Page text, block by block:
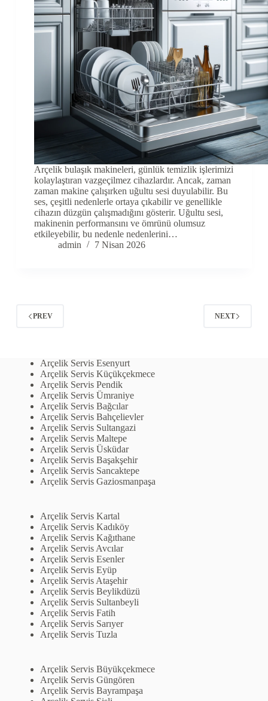
Arçelik bulaşık makineleri, günlük temizlik işlerimizi
kolaylaştıran vazgeçilmez cihazlardır. Ancak, zaman
zaman makine çalışırken uğultu sesi duyulabilir. Bu
ses, çeşitli nedenlerle ortaya çıkabilir ve genellikle
cihazın düzgün çalışmadığını gösterir. Uğultu sesi,
makinenin performansını ve ömrünü olumsuz
etkileyebilir, bu nedenle nedenlerini…
admin
7 Nisan 2026
PREV NEXT
Arçelik Servis Esenyurt
Arçelik Servis Küçükçekmece
Arçelik Servis Pendik
Arçelik Servis Ümraniye
Arçelik Servis Bağcılar
Arçelik Servis Bahçelievler
Arçelik Servis Sultangazi
Arçelik Servis Maltepe
Arçelik Servis Üsküdar
Arçelik Servis Başakşehir
Arçelik Servis Sancaktepe
Arçelik Servis Gaziosmanpaşa
Arçelik Servis Kartal
Arçelik Servis Kadıköy
Arçelik Servis Kağıthane
Arçelik Servis Avcılar
Arçelik Servis Esenler
Arçelik Servis Eyüp
Arçelik Servis Ataşehir
Arçelik Servis Beylikdüzü
Arçelik Servis Sultanbeyli
Arçelik Servis Fatih
Arçelik Servis Sarıyer
Arçelik Servis Tuzla
Arçelik Servis Büyükçekmece
Arçelik Servis Güngören
Arçelik Servis Bayrampaşa